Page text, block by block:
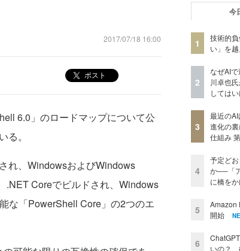
2017/07/18 16:00
ポスト
6.0」のロードマップについて公
。
れ、WindowsおよびWindows
.NET Coreでビルドされ、Windows
な「PowerShell Core」の2つのエ
今
1
技術的
い」を
2
なぜAI
川卓也
しては
3
最近の
進化の
仕組み
4
予定ど
か──「
に橋を
5
Amazon
開始
6
いの？